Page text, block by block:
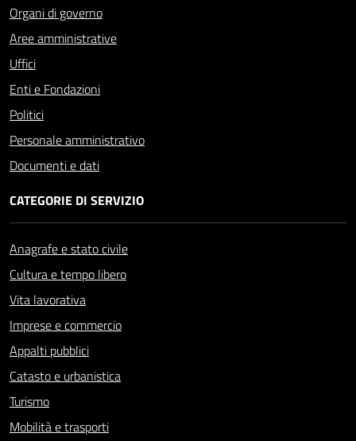
Organi di governo
Aree amministrative
Uffici
Enti e Fondazioni
Politici
Personale amministrativo
Documenti e dati
CATEGORIE DI SERVIZIO
Anagrafe e stato civile
Cultura e tempo libero
Vita lavorativa
Imprese e commercio
Appalti pubblici
Catasto e urbanistica
Turismo
Mobilità e trasporti